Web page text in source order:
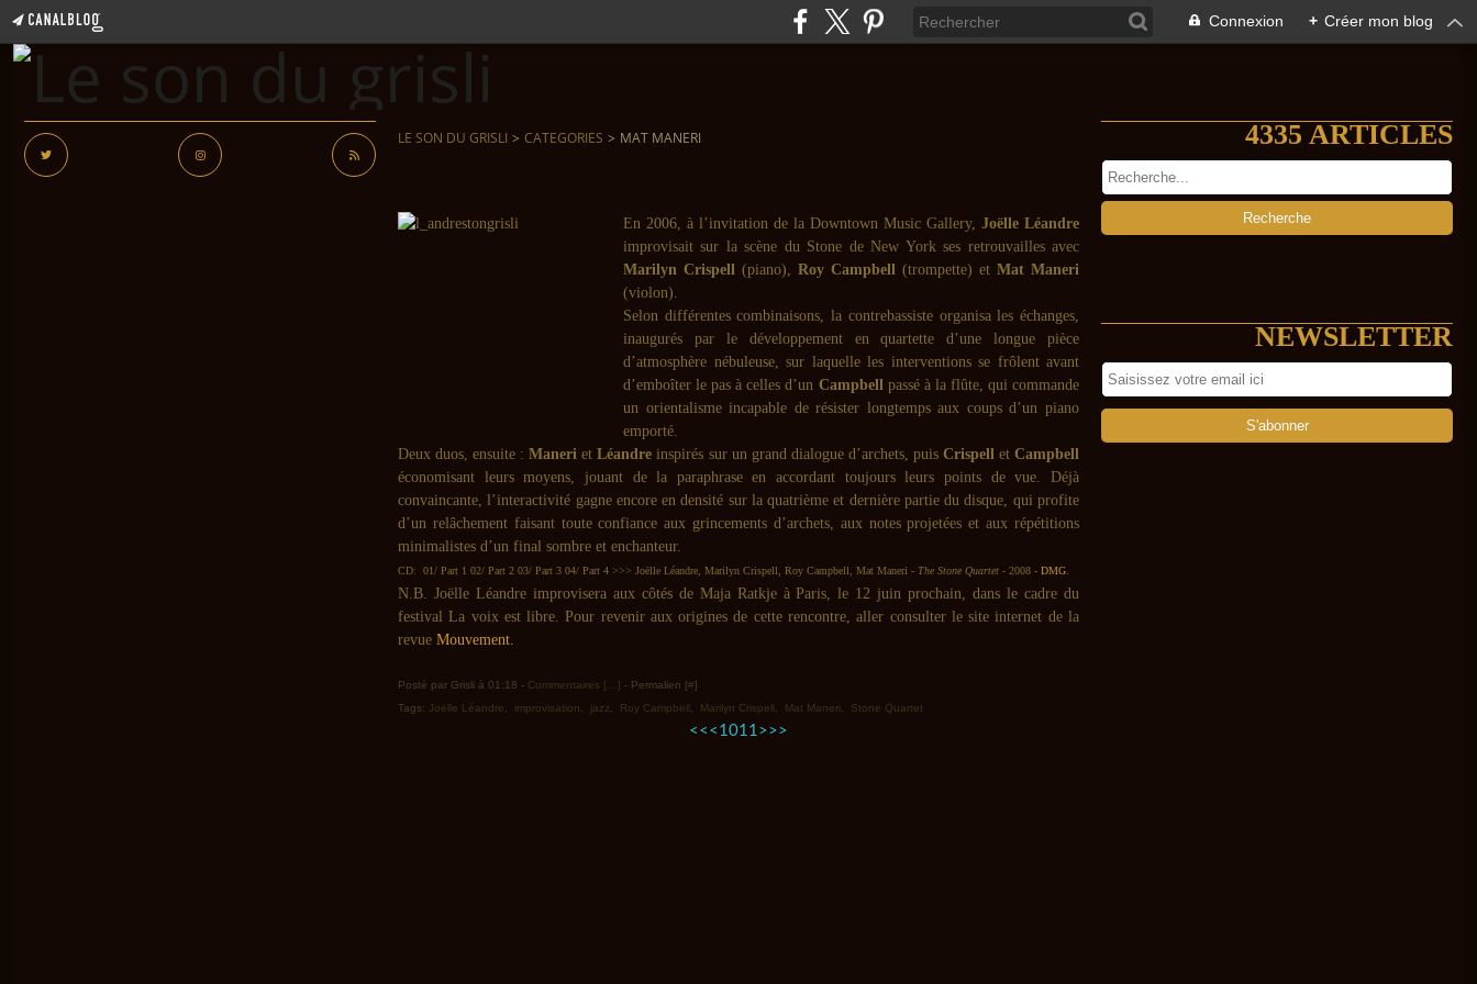
Connexion + Créer mon blog
LE SON DU GRISLI > CATEGORIES > MAT MANERI
En 2006, à l’invitation de la Downtown Music Gallery, Joëlle Léandre
improvisait sur la scène du Stone de New York ses retrouvailles avec
Marilyn Crispell (piano), Roy Campbell (trompette) et Mat Maneri
(violon).
Selon différentes combinaisons, la contrebassiste organisa les échanges,
inaugurés par le développement en quartette d’une longue pièce
d’atmosphère nébuleuse, sur laquelle les interventions se frôlent avant
d’emboîter le pas à celles d’un Campbellpassé à la flûte, qui commande
un orientalisme incapable de résister longtemps aux coups d’un piano
emporté.
Deux duos, ensuite :Maneri etLéandre inspirés sur un grand dialogue d’archets, puis Crispellet Campbell
économisant leurs moyens, jouant de la paraphrase en accordant toujours leurs points de vue. Déjà
convaincante, l’interactivité gagne encore en densité sur la quatrième et dernière partie du disque, qui profite
d’un relâchement faisant toute confiance aux grincements d’archets, aux notes projetées et aux répétitions
minimalistes d’un final sombre et enchanteur.
CD: 01/ Part 1 02/ Part 2 03/ Part 3 04/ Part 4 >>> Joëlle Léandre, Marilyn Crispell, Roy Campbell, Mat Maneri - The Stone Quartet - 2008 - DMG
N.B. Joëlle Léandre improvisera aux côtés de Maja Ratkje à Paris, le 12 juin prochain, dans le cadre du
festival La voix est libre. Pour revenir aux origines de cette rencontre, aller consulter le site internet de la
revue Mouvement.
Posté par Grisli à 01:18 - Commentaires [ ] - Permalien [#]
Tags: Joëlle Léandre improvisation jazz Roy Campbell Marilyn Crispell Mat Maneri Stone Quartet
<< < 1011>>>
4335 ARTICLES
NEWSLETTER